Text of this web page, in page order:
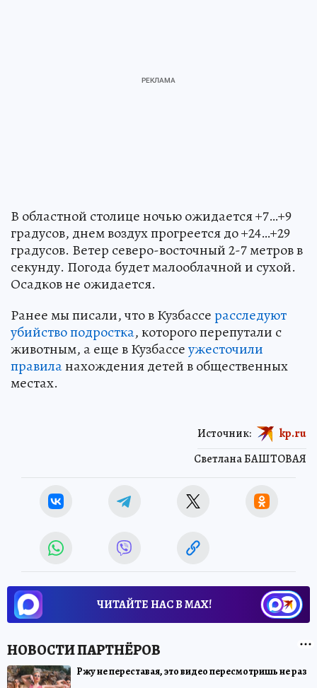
В областной столице ночью ожидается +7…+9
градусов, днем воздух прогреется до +24…+29
градусов. Ветер северо-восточный 2-7 метров в
секунду. Погода будет малооблачной и сухой.
Осадков не ожидается.
Ранее мы писали, что в Кузбассерасследуют
убийство подростка, которого перепутали с
животным, а еще в Кузбассеужесточили
правиланахождения детей в общественных
местах.
Светлана БАШТОВАЯ
Источник: kp.ru
ЧИТАЙТЕ НАС В МАХ!
Ржу не переставая, это видео пересмотришь не раз